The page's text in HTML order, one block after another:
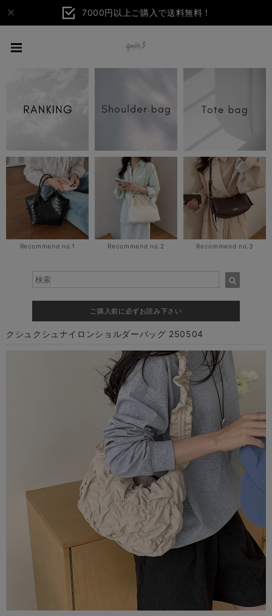
7000円以上ご購入で送料無料！
Recommend no.1 Recommend no.2 Recommend no.3
ご購入前に必ずお読み下さい
クシュクシュナイロンショルダーバッグ 250504